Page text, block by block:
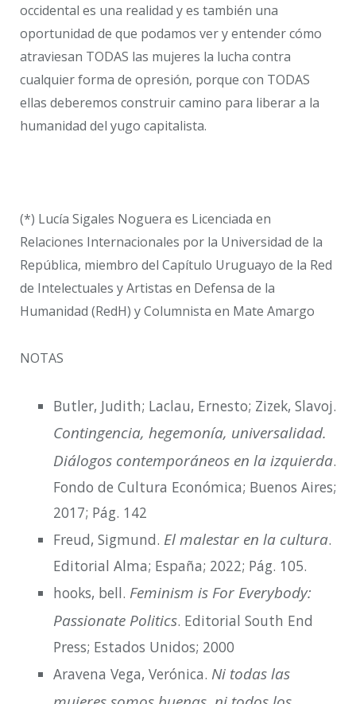
occidental es una realidad y es también una
oportunidad de que podamos ver y entender cómo
atraviesan TODAS las mujeres la lucha contra
cualquier forma de opresión, porque con TODAS
ellas deberemos construir camino para liberar a la
humanidad del yugo capitalista.
(*) Lucía Sigales Noguera es Licenciada en
Relaciones Internacionales por la Universidad de la
República, miembro del Capítulo Uruguayo de la Red
de Intelectuales y Artistas en Defensa de la
Humanidad (RedH) y Columnista en Mate Amargo
NOTAS
Butler, Judith; Laclau, Ernesto; Zizek, Slavoj.
Contingencia, hegemonía, universalidad.
Diálogos contemporáneos en la izquierda.
Fondo de Cultura Económica; Buenos Aires;
2017; Pág. 142
Freud, Sigmund. El malestar en la cultura.
Editorial Alma; España; 2022; Pág. 105.
hooks, bell. Feminism is For Everybody:
Passionate Politics. Editorial South End
Press; Estados Unidos; 2000
Aravena Vega, Verónica. Ni todas las